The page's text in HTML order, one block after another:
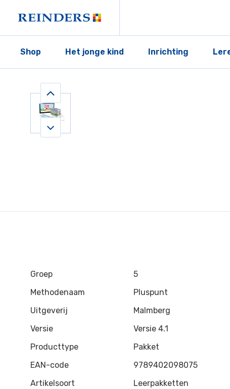
Shop Het jonge kind Inrichting
Groep
5
Methodenaam
Pluspunt
Uitgeverij
Malmberg
Versie
Versie 4.1
Producttype
Pakket
EAN-code
9789402098075
Artikelsoort
Leerpakketten